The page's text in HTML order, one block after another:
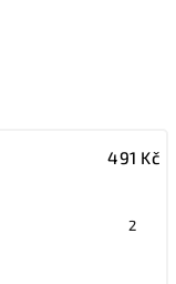
491 Kč
2